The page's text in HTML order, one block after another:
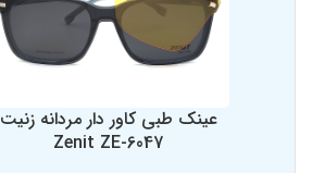
عینک طبی کاور دار مردانه زنیت
Zenit ZE-6047